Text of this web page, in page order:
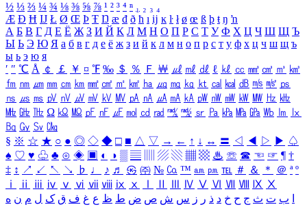
½ ⅓ ⅔ ¼ ¾ ⅛ ⅜ ⅝ ⅞ ¹ ² ³ ⁴ ⁿ ₁ ₂ ₃ ₄
Æ Ð Ħ Ĳ Ł Ø Œ Þ Ŧ Ŋ æ đ ð ħ ı ĳ ĸ ŀ ł ø œ ß þ ŧ ŋ ŉ
А Б В Г Д Е Ё Ж З И Й К Л М Н О П Р С Т У Ф Х Ц Ч Ш Щ Ъ
Ы Ь Э Ю Я а б в г д е ё ж з и й к л м н о п р с т у ф х ц ч ш щ ъ
ы ь э ю я
′ ″ ℃ Å ￠ ￡ ￥ ¤ ℉ ‰ ＄ ％ Ｆ ￦ ㎕ ㎖ ㎗ ℓ ㎘ ㏄ ㎣ ㎤ ㎥ ㎦
㎙ ㎚ ㎛ ㎜ ㎝ ㎞ ㎟ ㎠ ㎡ ㎢ ㏊ ㎍ ㎎ ㎏ ㏏ ㎈ ㎉ ㏈ ㎧ ㎨ ㎰
㎱ ㎲ ㎳ ㎴ ㎵ ㎶ ㎷ ㎸ ㎹ ㎀ ㎁ ㎂ ㎃ ㎄ ㎺ ㎻ ㎽ ㎾ ㎿ ㎐ ㎑
㎒ ㎓ ㎔ Ω ㏀ ㏁ ㎊ ㎋ ㎌ ㏖ ㏅ ㎭ ㎮ ㎯ ㏛ ㎩ ㎪ ㎫ ㎬ ㏝ ㏐
㏓
㏃ ㏉ ㏜ ㏆
§ ※ ☆ ★ ○ ● ◎ ◇ ◆ □ ■ △ ▽ → ← ↑ ↓ ↔ 〓 ◁ ◀ ▷ ▶ ♤
♠ ♡ ♥ ♧ ♣ ⊙ ◈ ▣ ◐ ◑ ▒ ▤ ▨ ▧ ▦ ▩ ♨ ☏ ☎ ☜ ☞ ¶ †
‡ ↕ ↗ ↙ ↖ ↘ ♭ ♩ ♪ ♬ ㉿ ㈜ № ㏇ ™ ㏂ ㏘ ℡ ＃ ＆ ＊ ＠ ª º
ⅰ
ⅱ ⅲ ⅳ ⅴ ⅵ ⅶ ⅷ ⅸ ⅹ Ⅳ Ⅴ Ⅵ Ⅶ Ⅷ Ⅸ Ⅹ
ب ت ث ج ح خ د ذ ر ز س ش ص ض ط ظ ع غ ف ق ک ل م ن ه